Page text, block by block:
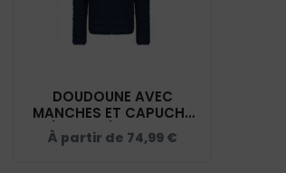
DOUDOUNE AVEC
MANCHES ET CAPUCHE
(ENFANT) - ECURIE
THIBAUT - NAVY - K6112
À partir de 74,99 €